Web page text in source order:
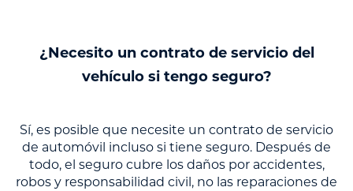
¿Necesito un contrato de servicio del
vehículo si tengo seguro?
Sí, es posible que necesite un contrato de servicio
de automóvil incluso si tiene seguro. Después de
todo, el seguro cubre los daños por accidentes,
robos y responsabilidad civil, no las reparaciones de